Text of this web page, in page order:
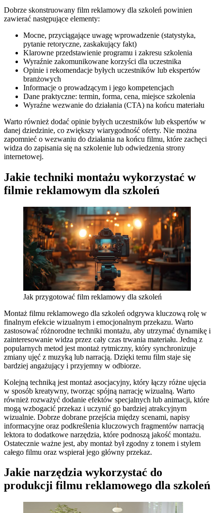
Dobrze skonstruowany film reklamowy dla szkoleń powinien
zawierać następujące elementy:
Mocne, przyciągające uwagę wprowadzenie (statystyka,
pytanie retoryczne, zaskakujący fakt)
Klarowne przedstawienie programu i zakresu szkolenia
Wyraźnie zakomunikowane korzyści dla uczestnika
Opinie i rekomendacje byłych uczestników lub ekspertów
branżowych
Informacje o prowadzącym i jego kompetencjach
Dane praktyczne: termin, forma, cena, miejsce szkolenia
Wyraźne wezwanie do działania (CTA) na końcu materiału
Warto również dodać opinie byłych uczestników lub ekspertów w
danej dziedzinie, co zwiększy wiarygodność oferty. Nie można
zapomnieć o wezwaniu do działania na końcu filmu, które zachęci
widza do zapisania się na szkolenie lub odwiedzenia strony
internetowej.
Jakie techniki montażu wykorzystać w
filmie reklamowym dla szkoleń
Jak przygotować film reklamowy dla szkoleń
Montaż filmu reklamowego dla szkoleń odgrywa kluczową rolę w
finalnym efekcie wizualnym i emocjonalnym przekazu. Warto
zastosować różnorodne techniki montażu, aby utrzymać dynamikę i
zainteresowanie widza przez cały czas trwania materiału. Jedną z
popularnych metod jest montaż rytmiczny, który synchronizuje
zmiany ujęć z muzyką lub narracją. Dzięki temu film staje się
bardziej angażujący i przyjemny w odbiorze.
Kolejną techniką jest montaż asocjacyjny, który łączy różne ujęcia
w sposób kreatywny, tworząc spójną narrację wizualną. Warto
również rozważyć dodanie efektów specjalnych lub animacji, które
mogą wzbogacić przekaz i uczynić go bardziej atrakcyjnym
wizualnie. Dobrze dobrane przejścia między scenami, napisy
informacyjne oraz podkreślenia kluczowych fragmentów narracją
lektora to dodatkowe narzędzia, które podnoszą jakość montażu.
Ostatecznie ważne jest, aby montaż był zgodny z tonem i stylem
całego filmu oraz wspierał jego główny przekaz.
Jakie narzędzia wykorzystać do
produkcji filmu reklamowego dla szkoleń